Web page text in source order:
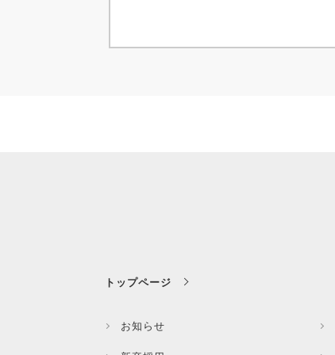
トップページ
お知らせ